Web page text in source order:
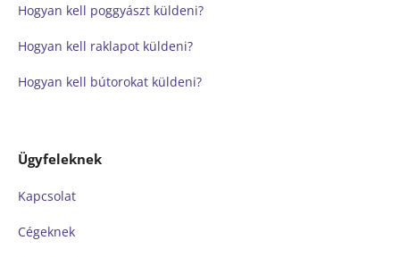
Hogyan kell poggyászt küldeni?
Hogyan kell raklapot küldeni?
Hogyan kell bútorokat küldeni?
Ügyfeleknek
Kapcsolat
Cégeknek